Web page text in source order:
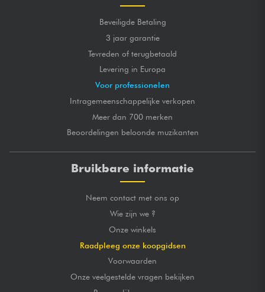
Beveiligde Betaling
3 jaar garantie
Tevreden of terugbetaald
Levering in Europa
Voor professionelen
Intragemeenschappelijke verkopen
Meer dan 700 merken
Beoordelingen beloonde muzikanten
Bruikbare informatie
Neem contact met ons op
Wie zijn we ?
Onze winkels
Raadpleeg onze koopgidsen
Voorwaarden
Onze veelgestelde vragen bekijken